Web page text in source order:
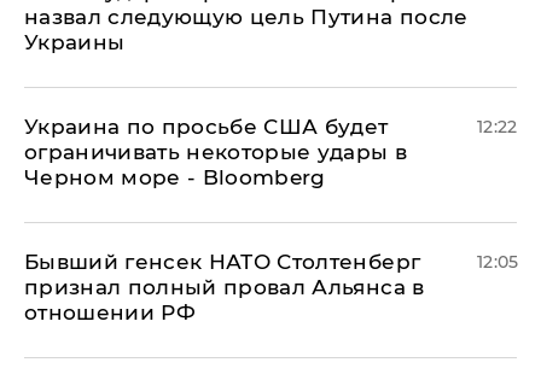
назвал следующую цель Путина после
Украины
Украина по просьбе США будет
ограничивать некоторые удары в
Черном море - Bloomberg
12:22
Бывший генсек НАТО Столтенберг
признал полный провал Альянса в
отношении РФ
12:05